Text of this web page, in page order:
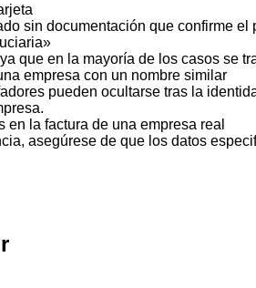
sin documentación que confirme
que en la mayoría de los casos se
empresa con un nombre similar
pueden ocultarse tras la
la factura de una empresa real
asegúrese de que los datos